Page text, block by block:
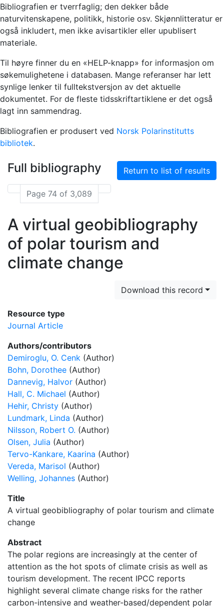
Bibliografien er tverrfaglig; den dekker både
naturvitenskapene, politikk, historie osv. Skjønnlitteratur er
også inkludert, men ikke avisartikler eller upublisert
materiale.
Til høyre finner du en «HELP-knapp» for informasjon om
søkemulighetene i databasen. Mange referanser har lett
synlige lenker til fulltekstversjon av det aktuelle
dokumentet. For de fleste tidsskriftartiklene er det også
lagt inn sammendrag.
Bibliografien er produsert ved Norsk Polarinstitutts
bibliotek.
Full bibliography Return to list of results
Page 74 of 3,089
A virtual geobibliography
of polar tourism and
climate change
Download this record
Resource type
Journal Article
Authors/contributors
Demiroglu, O. Cenk (Author)
Bohn, Dorothee (Author)
Dannevig, Halvor (Author)
Hall, C. Michael (Author)
Hehir, Christy (Author)
Lundmark, Linda (Author)
Nilsson, Robert O. (Author)
Olsen, Julia (Author)
Tervo-Kankare, Kaarina (Author)
Vereda, Marisol (Author)
Welling, Johannes (Author)
Title
A virtual geobibliography of polar tourism and climate
change
Abstract
The polar regions are increasingly at the center of
attention as the hot spots of climate crisis as well as
tourism development. The recent IPCC reports
highlight several climate change risks for the rather
carbon-intensive and weather-based/dependent polar